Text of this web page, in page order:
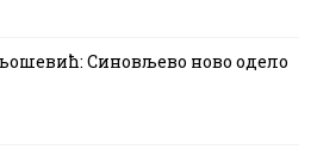
Синовљево ново одело